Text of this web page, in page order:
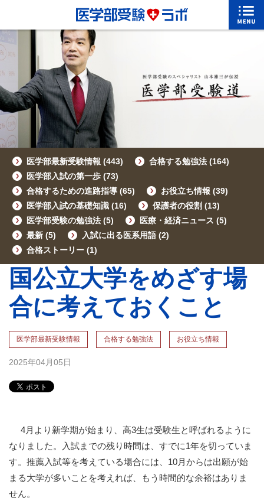
医学部最新受験情報 (443) 合格する勉強法 (164)
医学部入試の第一歩 (73)
合格するための進路指導 (65) お役立ち情報 (39)
医学部入試の基礎知識 (16) 保護者の役割 (13)
医学部受験の勉強法 (5) 医療・経済ニュース (5)
最新 (5) 入試に出る医系用語 (2)
合格ストーリー (1)
国公立大学をめざす場
合に考えておくこと
医学部最新受験情報 合格する勉強法 お役立ち情報
2025年04月05日
4月より新学期が始まり、高3生は受験生と呼ばれるように
なりました。入試までの残り時間は、すでに1年を切っていま
す。推薦入試等を考えている場合には、10月からは出願が始
まる大学が多いことを考えれば、もう時間的な余裕はありま
せん。